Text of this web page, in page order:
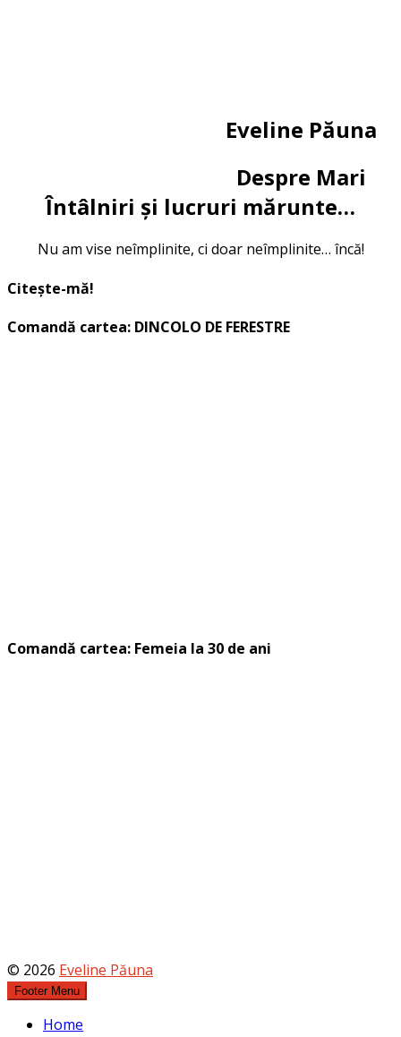
Eveline Păuna
Despre Mari
Întâlniri și lucruri mărunte…
Nu am vise neîmplinite, ci doar neîmplinite… încă!
Citește-mă!
Comandă cartea: DINCOLO DE FERESTRE
Comandă cartea: Femeia la 30 de ani
© 2026 Eveline Păuna
Footer Menu
Home